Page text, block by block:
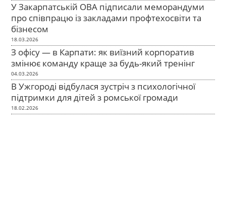
У Закарпатській ОВА підписали меморандуми
про співпрацю із закладами профтехосвіти та
бізнесом
18.03.2026
З офісу — в Карпати: як виїзний корпоратив
змінює команду краще за будь-який тренінг
04.03.2026
В Ужгороді відбулася зустріч з психологічної
підтримки для дітей з ромської громади
18.02.2026